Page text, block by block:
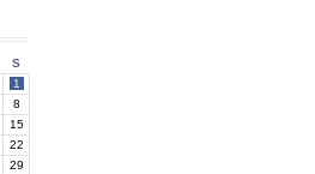
S
1
8
15
22
29